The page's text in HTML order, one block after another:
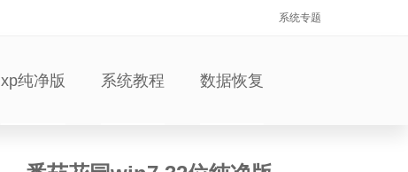
系统专题
xp纯净版 系统教程 数据恢复